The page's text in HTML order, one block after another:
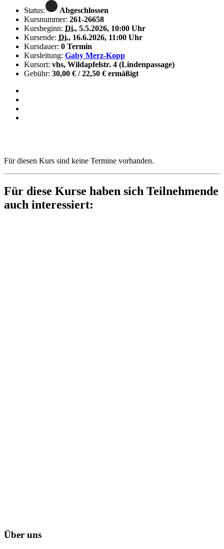
Status:
Abgeschlossen
Kursnummer: 261-26658
Kursbeginn: Di., 5.5.2026, 10:00 Uhr
Kursende: Di., 16.6.2026, 11:00 Uhr
Kursdauer: 0 Termin
Kursleitung: Gaby Merz-Kopp
Kursort: vhs, Wildapfelstr. 4 (Lindenpassage)
Gebühr: 30,00 € / 22,50 € ermäßigt
Für diesen Kurs sind keine Termine vorhanden.
Für diese Kurse haben sich Teilnehmende
auch interessiert:
Über uns